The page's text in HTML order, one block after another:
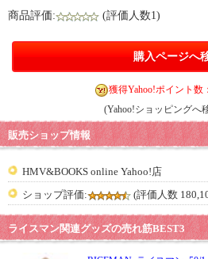
商品評価: (評価人数1)
購入ページへ
獲得Yahoo!ポイント数
(Yahoo!ショッピングへ
販売ショップ情報
HMV&BOOKS online Yahoo!店
ショップ評価:
(評価人数
ライスマン関連グッズの売れ筋BEST3